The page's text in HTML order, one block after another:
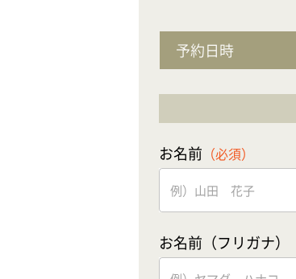
予約日時
お名前 （必須）
お名前（フリガナ）